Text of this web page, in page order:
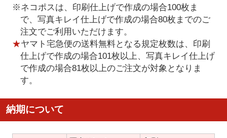
※ネコポスは、印刷仕上げで作成の場合100枚ま
で、写真キレイ仕上げで作成の場合80枚までのご
注文でご利用いただけます。
★ヤマト宅急便の送料無料となる規定枚数は、印刷
仕上げで作成の場合101枚以上、写真キレイ仕上げ
で作成の場合81枚以上のご注文が対象となりま
す。
納期について